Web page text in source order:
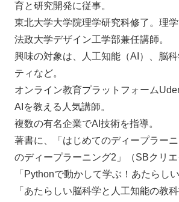
育と研究開発に従事。
東北大学大学院理学研究科修了。理学
法政大学デザイン工学部兼任講師。
興味の対象は、人工知能（AI）、脳
ティなど。
オンライン教育プラットフォーム
AIを教える人気講師。
複数の有名企業でAI技術を指導。
著書に、「はじめてのディープラー
のディープラーニング2」（SBクリエ
「Pythonで動かして学ぶ！あたらし
「あたらしい脳科学と人工知能の教